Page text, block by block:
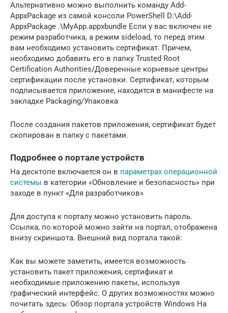
Альтернативно можно выполнить команду Add-
AppxPackage из самой консоли PowerShell D:\Add-
AppxPackage .\MyApp.appxbundle Если у вас включен не
режим разработчика, а режим sideload, то перед этим
вам необходимо установить сертификат. Причем,
необходимо добавить его в папку Trusted Root
Certification Authorities/Доверенные корневые центры
сертификации после установки. Сертификат, которым
подписывается приложение, находится в манифесте на
закладке Packaging/Упаковка
После создания пакетов приложения, сертификат будет
скопирован в папку с пакетами.
Подробнее о портале устройств
На десктопе включается он в параметрах операционной
системы в категории «Обновление и безопасность» при
заходе в пункт «Для разработчиков»
Для доступа к порталу можно установить пароль.
Ссылка, по которой можно зайти на портал, отображена
внизу скриншота. Внешний вид портала такой:
Как вы можете заметить, имеется возможность
установить пакет приложения, сертификат и
необходимые приложению пакеты, используя
графический интерфейс. О других возможностях можно
почитать здесь: Обзор портала устройств Windows На